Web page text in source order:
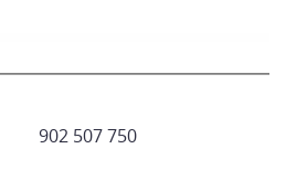
902 507 750